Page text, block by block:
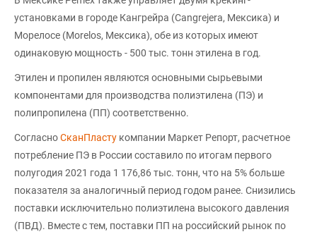
установками в городе Кангрейра (Cangrejera, Мексика) и
Морелосе (Morelos, Мексика), обе из которых имеют
одинаковую мощность - 500 тыс. тонн этилена в год.
Этилен и пропилен являются основными сырьевыми
компонентами для производства полиэтилена (ПЭ) и
полипропилена (ПП) соответственно.
СогласноСканПласту компании Маркет Репорт, расчетное
потребление ПЭ в России составило по итогам первого
полугодия 2021 года 1 176,86 тыс. тонн, что на 5% больше
показателя за аналогичный период годом ранее. Снизились
поставки исключительно полиэтилена высокого давления
(ПВД). Вместе с тем, поставки ПП на российский рынок по